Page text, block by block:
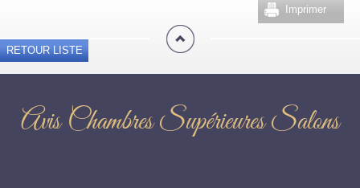
Imprimer
RETOUR LISTE
Avis Chambres Supérieures Salons